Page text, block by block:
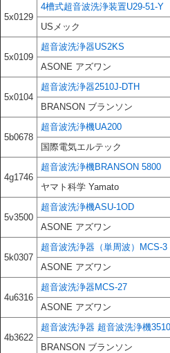
5x0129
4槽式超音波洗浄装置U29-51-Y
USメック
5x0109
超音波洗浄器US2KS
ASONE アズワン
5x0104
超音波洗浄器2510J-DTH
BRANSON ブランソン
5b0678
超音波洗浄機UA200
国際電気エルテック
4g1746
超音波洗浄機BRANSON 5800
ヤマト科学 Yamato
5v3500
超音波洗浄機ASU-1OD
ASONE アズワン
5k0307
超音波洗浄器（単周波）MCS-3
ASONE アズワン
4u6316
超音波洗浄器MCS-27
ASONE アズワン
4b3622
超音波洗浄器 超音波洗浄機3510
BRANSON ブランソン